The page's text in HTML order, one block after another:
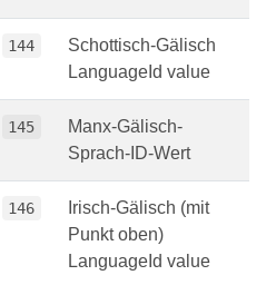
144
Schottisch-Gälisch
LanguageId value
145
Manx-Gälisch-
Sprach-ID-Wert
146
Irisch-Gälisch (mit
Punkt oben)
LanguageId value